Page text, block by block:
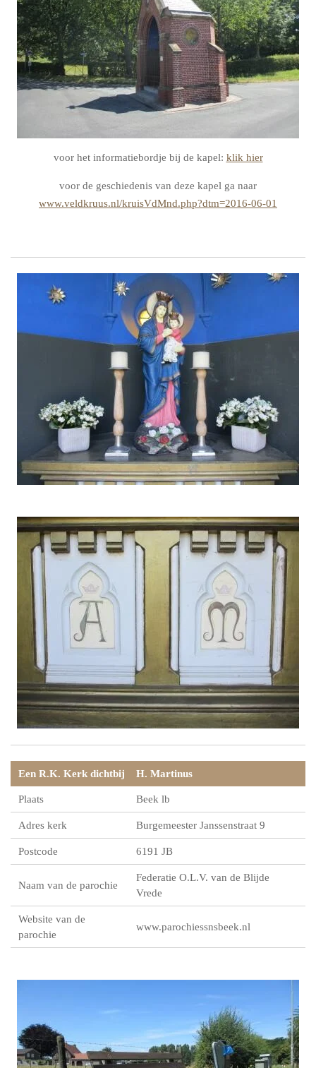
voor het informatiebordje bij de kapel: klik hier
voor de geschiedenis van deze kapel ga naar
www.veldkruus.nl/kruisVdMnd.php?dtm=2016-06-01
Een R.K. Kerk dichtbij H. Martinus
Plaats Beek lb
Adres kerk Burgemeester Janssenstraat 9
Postcode 6191 JB
Naam van de parochie
Federatie O.L.V. van de Blijde
Vrede
Website van de
parochie
www.parochiessnsbeek.nl